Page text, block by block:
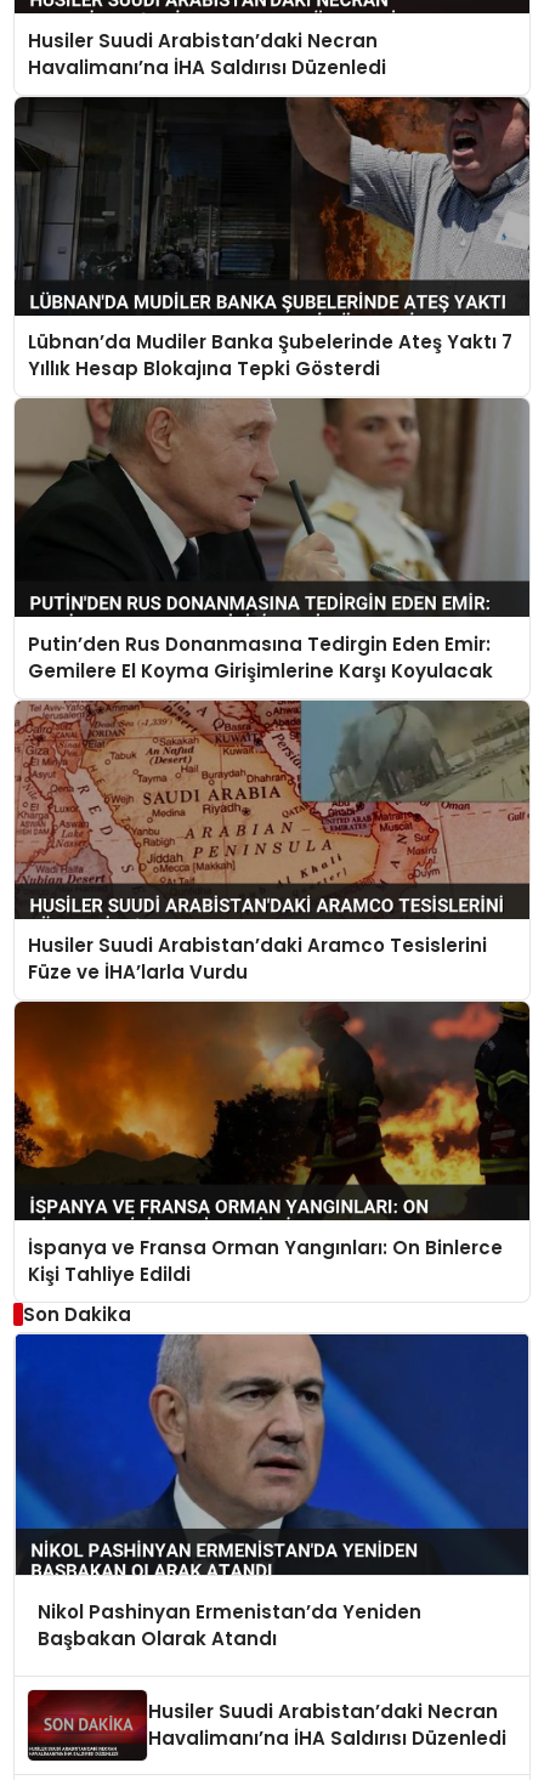
Husiler Suudi Arabistan’daki Necran
Havalimanı’na İHA Saldırısı Düzenledi
Lübnan’da Mudiler Banka Şubelerinde Ateş Yaktı 7
Yıllık Hesap Blokajına Tepki Gösterdi
Putin’den Rus Donanmasına Tedirgin Eden Emir:
Gemilere El Koyma Girişimlerine Karşı Koyulacak
Husiler Suudi Arabistan’daki Aramco Tesislerini
Füze ve İHA’larla Vurdu
İspanya ve Fransa Orman Yangınları: On Binlerce
Kişi Tahliye Edildi
Son Dakika
Nikol Pashinyan Ermenistan’da Yeniden
Başbakan Olarak Atandı
Husiler Suudi Arabistan’daki Necran
Havalimanı’na İHA Saldırısı Düzenledi